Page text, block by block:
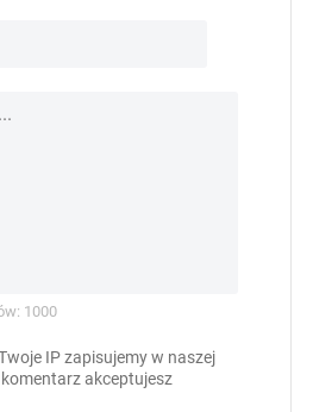
1000
IP zapisujemy w naszej
akceptujesz